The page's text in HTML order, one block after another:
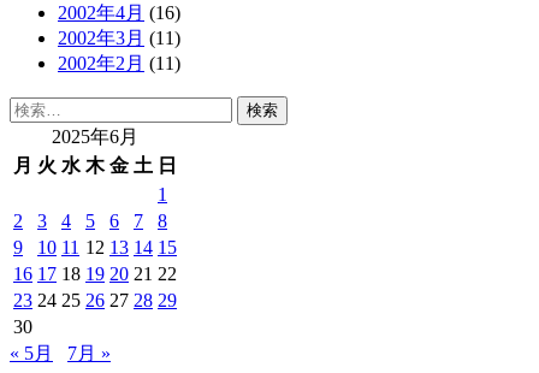
2002年4月 (16)
2002年3月 (11)
2002年2月 (11)
検
2025年6月
月 火 水 木 金 土 日
1
2
3 4 5 6 7
8
9
10 11 12 13 14 15
16 17 18 19 20 21 22
23 24 25 26 27 28 29
30
« 5月
7月 »